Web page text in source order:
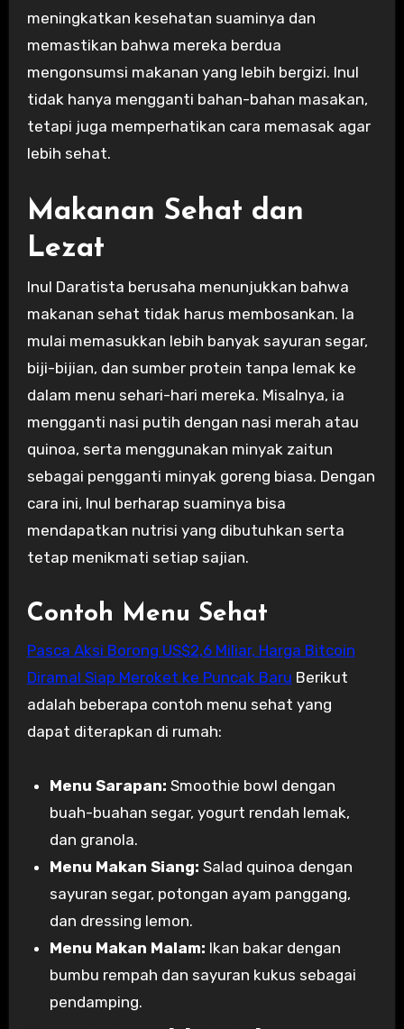
meningkatkan kesehatan suaminya dan
memastikan bahwa mereka berdua
mengonsumsi makanan yang lebih bergizi. Inul
tidak hanya mengganti bahan-bahan masakan,
tetapi juga memperhatikan cara memasak agar
lebih sehat.
Makanan Sehat dan
Lezat
Inul Daratista berusaha menunjukkan bahwa
makanan sehat tidak harus membosankan. Ia
mulai memasukkan lebih banyak sayuran segar,
biji-bijian, dan sumber protein tanpa lemak ke
dalam menu sehari-hari mereka. Misalnya, ia
mengganti nasi putih dengan nasi merah atau
quinoa, serta menggunakan minyak zaitun
sebagai pengganti minyak goreng biasa. Dengan
cara ini, Inul berharap suaminya bisa
mendapatkan nutrisi yang dibutuhkan serta
tetap menikmati setiap sajian.
Contoh Menu Sehat
Pasca Aksi Borong US$2,6 Miliar, Harga Bitcoin
Diramal Siap Meroket ke Puncak Baru Berikut
adalah beberapa contoh menu sehat yang
dapat diterapkan di rumah:
Menu Sarapan: Smoothie bowl dengan
buah-buahan segar, yogurt rendah lemak,
dan granola.
Menu Makan Siang: Salad quinoa dengan
sayuran segar, potongan ayam panggang,
dan dressing lemon.
Menu Makan Malam: Ikan bakar dengan
bumbu rempah dan sayuran kukus sebagai
pendamping.